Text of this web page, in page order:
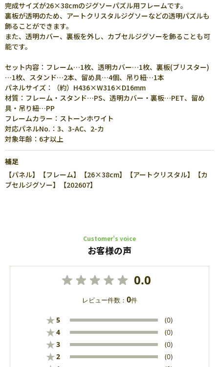
完成サイズが26×38cmのジグソーパズル用フレームです。
裏板が透明のため、アートクリスタルジグソーなどの透明パズルも
飾ることができます。
また、透明カバー、裏板を外し、カブセルジグソーを飾ることも可
能です。
セット内容：フレーム…1枚、透明カバー…1枚、裏板(ブリスター)
…1枚、スタンド…2本、留め具…4個、吊り紐…1本
パネルサイズ：（約）H436×W316×D16mm
材質：フレーム・スタンド…PS、透明カバー・裏板…PET、留め
具・吊り紐…PP
フレームカラー：ストーンホワイト
対応パネルNo.：3、3-AC、2-カ
対象年齢：6才以上
補足
【パネル】【フレーム】【26×38cm】【アートクリスタル】【カ
ブセルジグソー】【202607】
Customer’s voice
お客様の声
0.0
レビュー件数： 0件
★5 (0)
★4 (0)
★3 (0)
★2 (0)